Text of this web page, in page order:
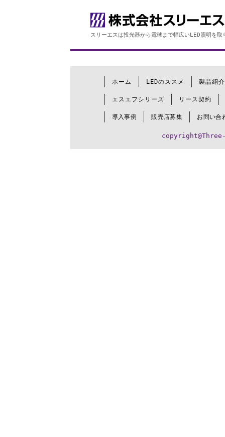
スリーエスは投光器から電球まで幅広いLED照明を取
ホーム LEDのススメ 製品紹介
エスエフシリーズ リース契約
導入事例 販売店募集 お問い合